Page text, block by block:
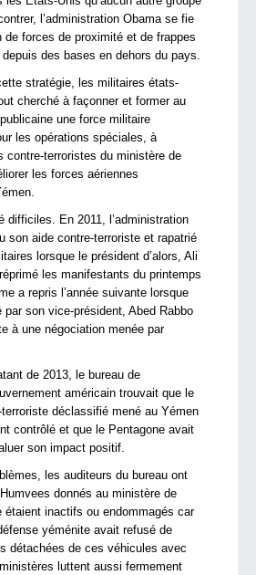
l’administration Obama se fie
de forces de proximité et de frappes
des bases en dehors du pays.
stratégie, les militaires états-
cherché à façonner et former au
une force militaire
les opérations spéciales, à
contre-terroristes du ministère de
les forces aériennes
difficiles. En 2011, l’administration
son aide contre-terroriste et rapatrié
lorsque le président d’alors, Ali
les manifestants du printemps
a repris l’année suivante lorsque
par son vice-président, Abed Rabbo
à une négociation menée par
de 2013, le bureau de
américain trouvait que le
déclassifié mené au Yémen
contrôlé et que le Pentagone avait
son impact positif.
les auditeurs du bureau ont
donnés au ministère de
étaient inactifs ou endommagés car
yéménite avait refusé de
détachées de ces véhicules avec
luttent aussi fermement